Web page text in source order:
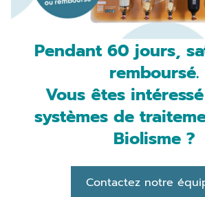
Pendant 60 jours,
remboursé.
Vous êtes
systèmes de
Biolisme ?
Contactez notre